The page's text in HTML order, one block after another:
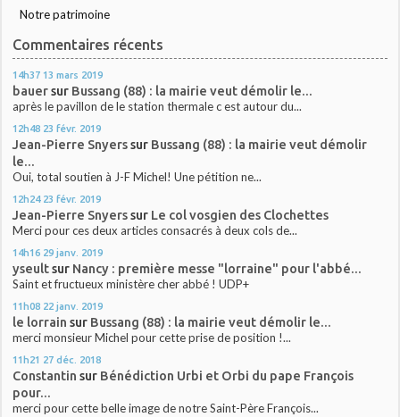
Notre patrimoine
Commentaires récents
14h37 13 mars 2019
bauersur Bussang (88) : la mairie veut démolir le...
après le pavillon de le station thermale c est autour du...
12h48 23 févr. 2019
Jean-Pierre Snyerssur Bussang (88) : la mairie veut démolir
le...
Oui, total soutien à J-F Michel! Une pétition ne...
12h24 23 févr. 2019
Jean-Pierre Snyerssur Le col vosgien des Clochettes
Merci pour ces deux articles consacrés à deux cols de...
14h16 29 janv. 2019
yseultsur Nancy : première messe "lorraine" pour l'abbé...
Saint et fructueux ministère cher abbé ! UDP+
11h08 22 janv. 2019
le lorrain sur Bussang (88) : la mairie veut démolir le...
merci monsieur Michel pour cette prise de position !...
11h21 27 déc. 2018
Constantin sur Bénédiction Urbi et Orbi du pape François
pour...
merci pour cette belle image de notre Saint-Père François...